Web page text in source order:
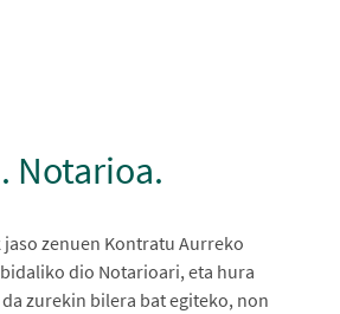
Notarioa.
zenuen Kontratu Aurreko
dio Notarioari, eta hura
zurekin bilera bat egiteko, non